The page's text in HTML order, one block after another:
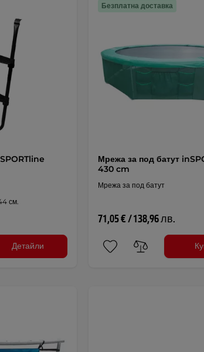
см.
Детайли
Безплатна доставка
Мрежа за под батут
430 cm
Мрежа за под батут
71,05 € / 138,96 лв.